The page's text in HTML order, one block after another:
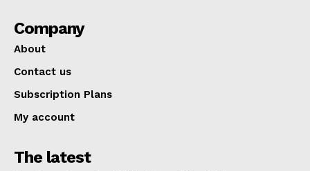
Company
About
Contact us
Subscription Plans
My account
The latest